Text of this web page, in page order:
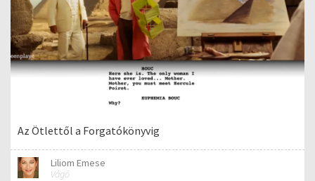
Az Ötlettől a Forgatókönyvig
Liliom Emese
Vágó